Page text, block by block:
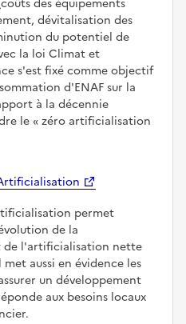
dévitalisation des
du potentiel de
la loi Climat et
s'est fixé comme objectif
d'ENAF sur la
à la décennie
le
zéro artificialisation
permet
de la
de l'artificialisation nette
met aussi en évidence les
un développement
aux besoins locaux